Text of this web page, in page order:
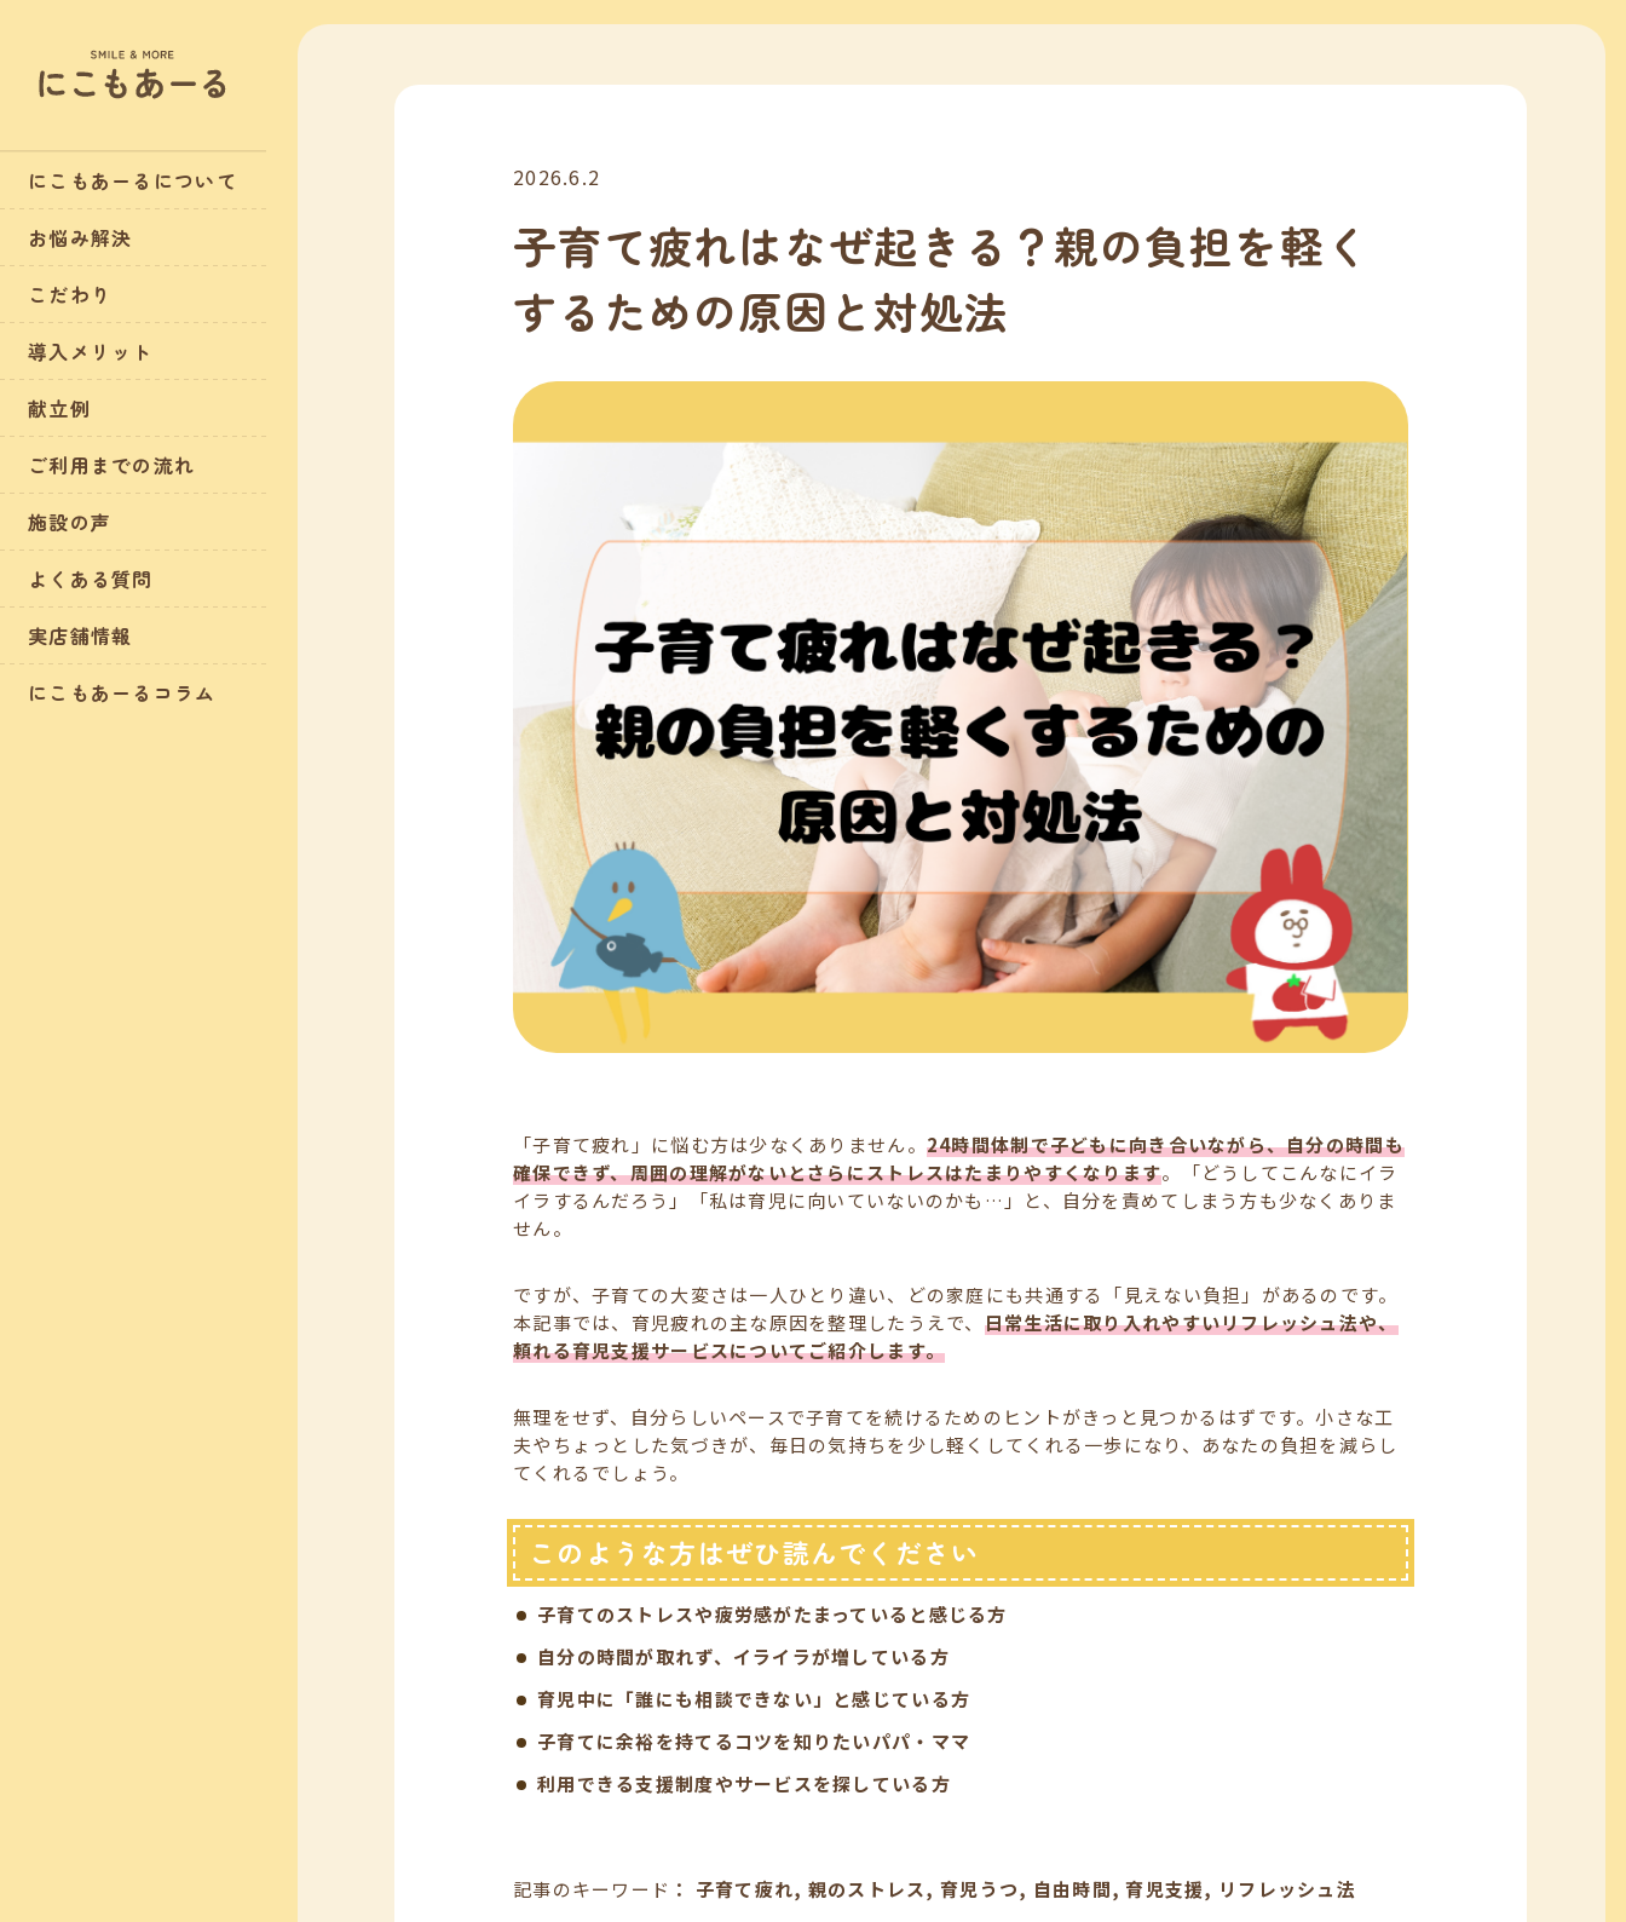
にこもあーるについて
お悩み解決
こだわり
導入メリット
献立例
ご利用までの流れ
施設の声
よくある質問
実店舗情報
にこもあーるコラム
2026.6.2
子育て疲れはなぜ起きる？親の負担を軽く
するための原因と対処法
「子育て疲れ」に悩む方は少なくありません。 24時間体制で子どもに向き合いながら、自分の時間も
確保できず、周囲の理解がないとさらにストレスはたまりやすくなります。「どうしてこんなにイラ
イラするんだろう」「私は育児に向いていないのかも…」と、自分を責めてしまう方も少なくありま
せん。
ですが、子育ての大変さは一人ひとり違い、どの家庭にも共通する「見えない負担」があるのです。
本記事では、育児疲れの主な原因を整理したうえで、 日常生活に取り入れやすいリフレッシュ法や、
頼れる育児支援サービスについてご紹介します。
無理をせず、自分らしいペースで子育てを続けるためのヒントがきっと見つかるはずです。小さな工
夫やちょっとした気づきが、毎日の気持ちを少し軽くしてくれる一歩になり、あなたの負担を減らし
てくれるでしょう。
このような方はぜひ読んでください
子育てのストレスや疲労感がたまっていると感じる方
自分の時間が取れず、イライラが増している方
育児中に「誰にも相談できない」と感じている方
子育てに余裕を持てるコツを知りたいパパ・ママ
利用できる支援制度やサービスを探している方
記事のキーワード ： 子育て疲れ, 親のストレス, 育児うつ, 自由時間, 育児支援, リフレッシュ法